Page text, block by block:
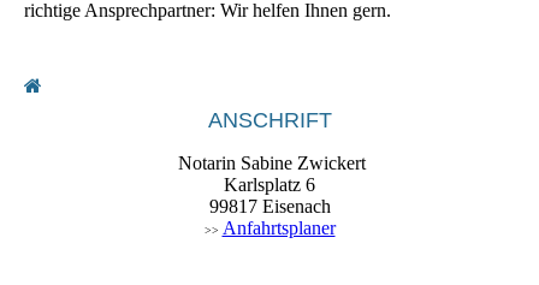
richtige Ansprechpartner: Wir helfen Ihnen gern.
ANSCHRIFT
Notarin Sabine Zwickert
Karlsplatz 6
99817 Eisenach
>> Anfahrtsplaner